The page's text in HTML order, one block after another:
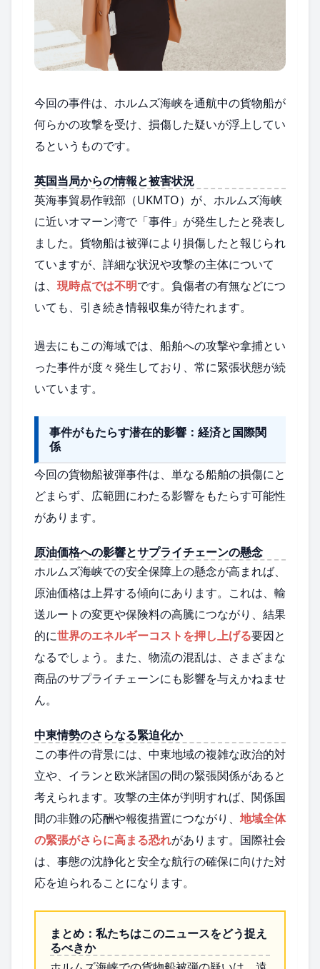
今回の事件は、ホルムズ海峡を通航中の貨物船が
何らかの攻撃を受け、損傷した疑いが浮上してい
るというものです。
英国当局からの情報と被害状況
英海事貿易作戦部（UKMTO）が、ホルムズ海峡
に近いオマーン湾で「事件」が発生したと発表し
ました。貨物船は被弾により損傷したと報じられ
ていますが、詳細な状況や攻撃の主体について
は、 現時点では不明です。負傷者の有無などにつ
いても、引き続き情報収集が待たれます。
過去にもこの海域では、船舶への攻撃や拿捕とい
った事件が度々発生しており、常に緊張状態が続
いています。
事件がもたらす潜在的影響：経済と国際関
係
今回の貨物船被弾事件は、単なる船舶の損傷にと
どまらず、広範囲にわたる影響をもたらす可能性
があります。
原油価格への影響とサプライチェーンの懸念
ホルムズ海峡での安全保障上の懸念が高まれば、
原油価格は上昇する傾向にあります。これは、輸
送ルートの変更や保険料の高騰につながり、結果
的に世界のエネルギーコストを押し上げる要因と
なるでしょう。また、物流の混乱は、さまざまな
商品のサプライチェーンにも影響を与えかねませ
ん。
中東情勢のさらなる緊迫化か
この事件の背景には、中東地域の複雑な政治的対
立や、イランと欧米諸国の間の緊張関係があると
考えられます。攻撃の主体が判明すれば、関係国
間の非難の応酬や報復措置につながり、 地域全体
の緊張がさらに高まる恐れがあります。国際社会
は、事態の沈静化と安全な航行の確保に向けた対
応を迫られることになります。
まとめ：私たちはこのニュースをどう捉え
るべきか